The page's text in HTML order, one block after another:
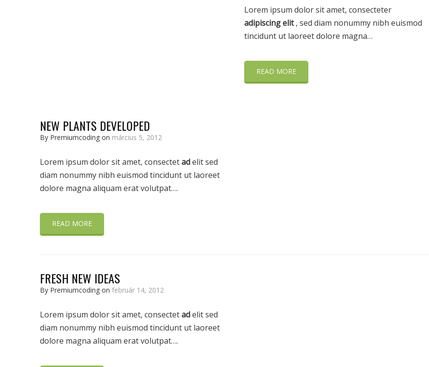
Lorem ipsum dolor sit amet, consecteter
adipiscing elit, sed diam nonummy nibh euismod
tincidunt ut laoreet dolore magna…
READ MORE
NEW PLANTS DEVELOPED
By Premiumcoding on március 5, 2012
Lorem ipsum dolor sit amet, consectetadelit sed
diam nonummy nibh euismod tincidunt ut laoreet
dolore magna aliquam erat volutpat….
READ MORE
FRESH NEW IDEAS
By Premiumcoding on február 14, 2012
Lorem ipsum dolor sit amet, consectetadelit sed
diam nonummy nibh euismod tincidunt ut laoreet
dolore magna aliquam erat volutpat….